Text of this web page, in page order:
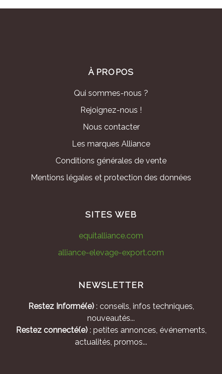
À PROPOS
Qui sommes-nous ?
Rejoignez-nous !
Nous contacter
Les marques Alliance
Conditions générales de vente
Mentions légales et protection des données
SITES WEB
equitalliance.com
alliance-elevage-export.com
NEWSLETTER
Restez Informé(e): conseils, infos techniques,
nouveautés...
Restez connecté(e): petites annonces, événements,
actualités, promos...